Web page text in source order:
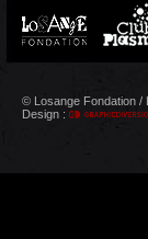
© Losange Fondation /
Design :